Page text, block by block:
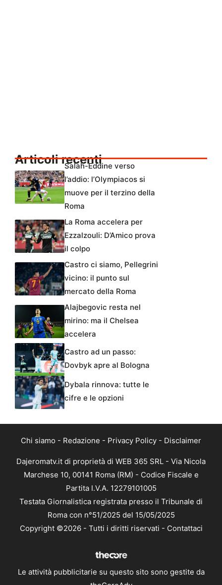
Articoli recenti
Salah-Eddine verso
l’addio: l’Olympiacos si
muove per il terzino della
Roma
La Roma accelera per
Ezzalzouli: D’Amico prova
il colpo
Castro ci siamo, Pellegrini
vicino: il punto sul
mercato della Roma
Alajbegovic resta nel
mirino: ma il Chelsea
accelera
Castro ad un passo:
Dovbyk apre al Bologna
Dybala rinnova: tutte le
cifre e le opzioni
Chi siamo - Redazione - Privacy Policy - Disclaimer
Dajeromatv.it di proprietà di WEB 365 SRL - Via Nicola
Marchese 10, 00141 Roma (RM) - Codice Fiscale e
Partita I.V.A. 12279101005
Testata Giornalistica registrata presso il Tribunale di
Roma con n°51/2025 del 15/05/2025
Copyright ©2026 - Tutti i diritti riservati - Contattaci
Le attività pubblicitarie su questo sito sono gestite da